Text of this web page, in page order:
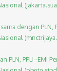
dengan PLN,
PLN, PPLI–EMI